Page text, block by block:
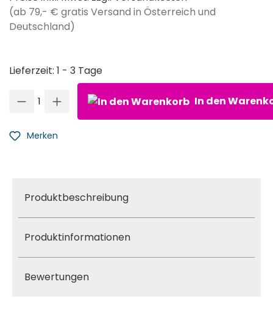
(ab 79,- € gratis Versand in Österreich und
Deutschland)
Lieferzeit: 1 - 3 Tage
Produkt Anzahl: Gib den gewünschten Wert ein oder
In den
Merken
Produktbeschreibung
Produktinformationen
Bewertungen